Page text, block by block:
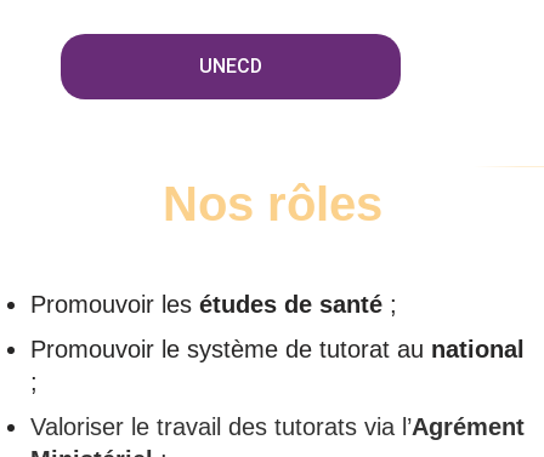
UNECD
Nos rôles
Promouvoir les études de santé ;
Promouvoir le système de tutorat au national
;
Valoriser le travail des tutorats via l’Agrément